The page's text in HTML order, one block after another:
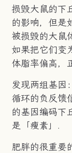
损毁大鼠的下
的影响，但是
被损毁的大鼠
如果把它们变
体脂率偏高，
发现两组基因
循环的负反馈
的基因编码下
是「瘦素」.
肥胖的很重要